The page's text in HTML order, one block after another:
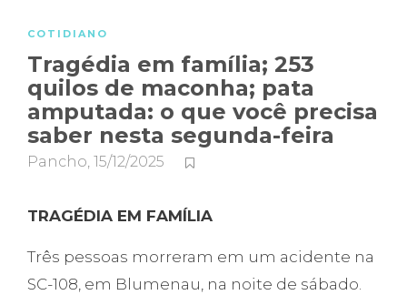
COTIDIANO
Tragédia em família; 253
quilos de maconha; pata
amputada: o que você precisa
saber nesta segunda-feira
Pancho, 15/12/2025
TRAGÉDIA EM FAMÍLIA
Três pessoas morreram em um acidente na
SC-108, em Blumenau, na noite de sábado.